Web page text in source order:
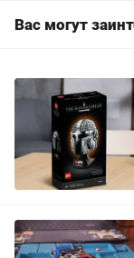
Вас могут